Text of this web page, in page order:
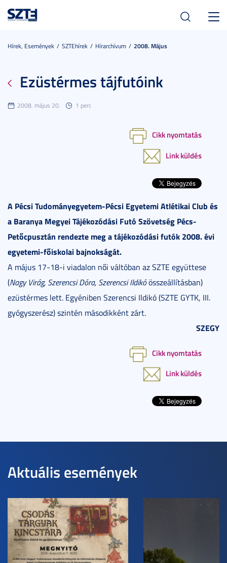
Hírek, Események SZTEhírek Hírarchívum 2008. Május
Ezüstérmes tájfutóink
2008. május 20. 1 perc
Cikk nyomtatás
Link küldés
A Pécsi Tudományegyetem-Pécsi Egyetemi Atlétikai Club és
a Baranya Megyei Tájékozódási Futó Szövetség Pécs-
Petőcpusztán rendezte meg a tájékozódási futók 2008. évi
egyetemi-főiskolai bajnokságát.
A május 17-18-i viadalon női váltóban az SZTE együttese
(Nagy Virág, Szerencsi Dóra, Szerencsi Ildikóösszeállításban)
ezüstérmes lett. Egyéniben Szerencsi Ildikó (SZTE GYTK, III.
gyógyszerész) szintén másodikként zárt.
SZEGY
Cikk nyomtatás
Link küldés
Aktuális események